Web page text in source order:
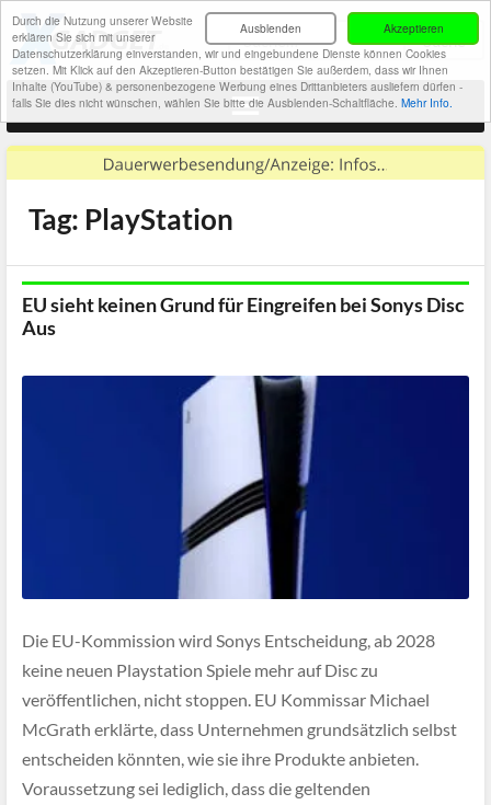
Akzeptieren
Ausblenden
Durch die Nutzung unserer Website
erklären Sie sich mit unserer
Datenschutzerklärung einverstanden, wir und eingebundene Dienste können Cookies
setzen. Mit Klick auf den Akzeptieren-Button bestätigen Sie außerdem, dass wir Ihnen
Inhalte (YouTube) & personenbezogene Werbung eines Drittanbieters ausliefern dürfen -
falls Sie dies nicht wünschen, wählen Sie bitte die Ausblenden-Schaltfläche. Mehr Info.
Tag: PlayStation
EU sieht keinen Grund für Eingreifen bei Sonys Disc
Aus
Die EU-Kommission wird Sonys Entscheidung, ab 2028
keine neuen Playstation Spiele mehr auf Disc zu
veröffentlichen, nicht stoppen. EU Kommissar Michael
McGrath erklärte, dass Unternehmen grundsätzlich selbst
entscheiden könnten, wie sie ihre Produkte anbieten.
Voraussetzung sei lediglich, dass die geltenden